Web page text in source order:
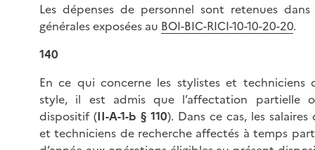
Les dépenses de personnel sont retenues
générales exposées au BOI-BIC-RICI-10-10-20-20.
140
En ce qui concerne les stylistes et techniciens
style, il est admis que l’affectation partielle
dispositif (II-A-1-b § 110). Dans ce cas, les salaires
et techniciens de recherche affectés à temps